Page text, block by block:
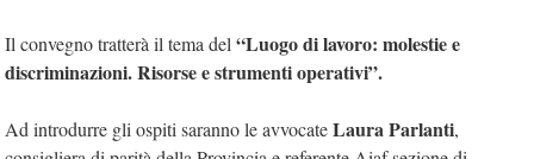
Il convegno tratterà il tema del “Luogo di lavoro: molestie e
discriminazioni. Risorse e strumenti operativi”.
Ad introdurre gli ospiti saranno le avvocateLaura Parlanti,